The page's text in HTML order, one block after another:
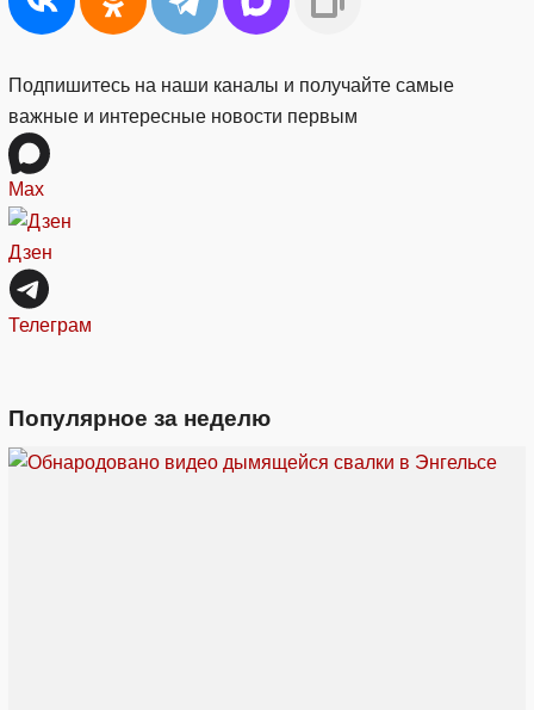
Подпишитесь на наши каналы и получайте самые
важные и интересные новости первым
Max
Дзен
Телеграм
Популярное за неделю